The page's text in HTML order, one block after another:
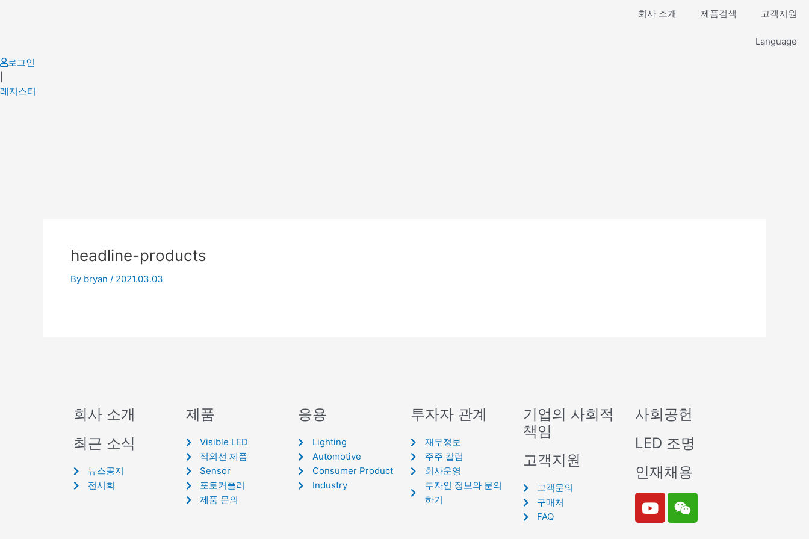
회사 소개 제품검색 고객지원
Language
로그인
레지스터
headline-products
By bryan / 2021.03.03
회사 소개
최근 소식
뉴스공지
전시회
제품
Visible LED
적외선 제품
Sensor
포토커플러
제품 문의
응용
Lighting
Automotive
Consumer Product
Industry
투자자 관계
재무정보
주주 칼럼
회사운영
투자인 정보와 문의
하기
기업의 사회적
책임
고객지원
고객문의
구매처
FAQ
사회공헌
LED 조명
인재채용
Y
o
W
e